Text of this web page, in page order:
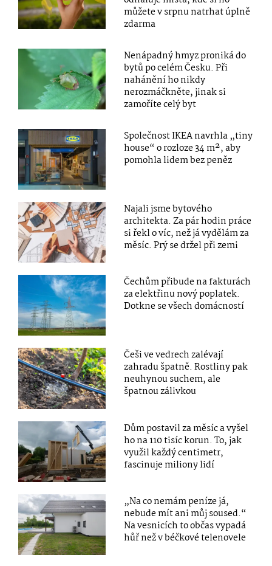
můžete v srpnu natrhat úplně
zdarma
Nenápadný hmyz proniká do
bytů po celém Česku. Při
nahánění ho nikdy
nerozmáčkněte, jinak si
zamoříte celý byt
Společnost IKEA navrhla „tiny
house“ o rozloze 34 m², aby
pomohla lidem bez peněz
Najali jsme bytového
architekta. Za pár hodin práce
si řekl o víc, než já vydělám za
měsíc. Prý se držel při zemi
Čechům přibude na fakturách
za elektřinu nový poplatek.
Dotkne se všech domácností
Češi ve vedrech zalévají
zahradu špatně. Rostliny pak
neuhynou suchem, ale
špatnou zálivkou
Dům postavil za měsíc a vyšel
ho na 110 tisíc korun. To, jak
využil každý centimetr,
fascinuje miliony lidí
„Na co nemám peníze já,
nebude mít ani můj soused.“
Na vesnicích to občas vypadá
hůř než v béčkové telenovele